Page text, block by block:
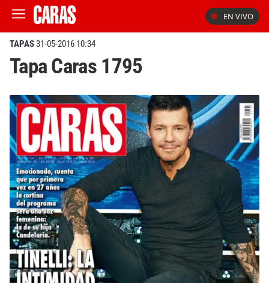
EN VIVO
TAPAS31-05-2016 10:34
Tapa Caras 1795